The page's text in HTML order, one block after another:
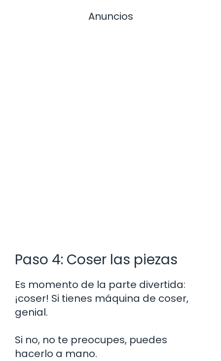
Anuncios
Paso 4: Coser las piezas
Es momento de la parte divertida:
¡coser! Si tienes máquina de coser,
genial.
Si no, no te preocupes, puedes
hacerlo a mano.